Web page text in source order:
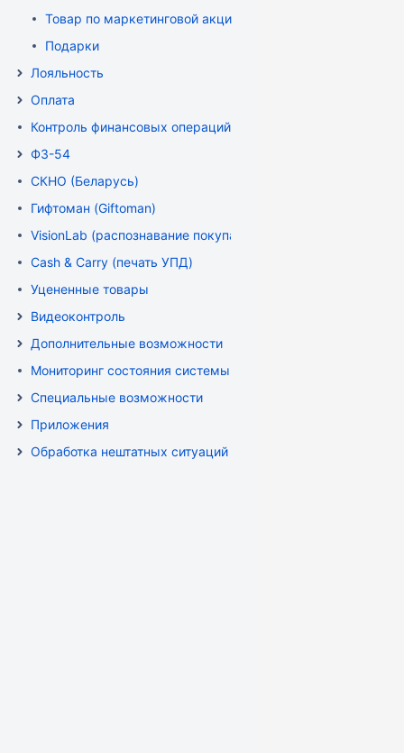
Товар по маркетинговой акции
Подарки
Лояльность
Оплата
Контроль финансовых операций
ФЗ-54
СКНО (Беларусь)
Гифтоман (Giftoman)
VisionLab (распознавание покупателя)
Cash & Carry (печать УПД)
Уцененные товары
Видеоконтроль
Дополнительные возможности
Мониторинг состояния системы
Специальные возможности
Приложения
Обработка нештатных ситуаций